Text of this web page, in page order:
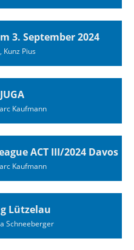
3. September 2024
, Kunz Pius
Kaufmann
ACT III/2024 Davos
Kaufmann
Lützelau
Schneeberger